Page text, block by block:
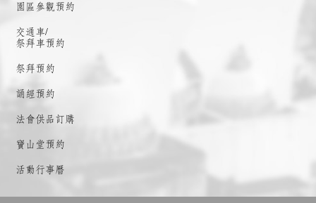
園區參觀預約
交通車/
祭拜車預約
祭拜預約
誦經預約
法會供品訂購
寶山堂預約
活動行事曆